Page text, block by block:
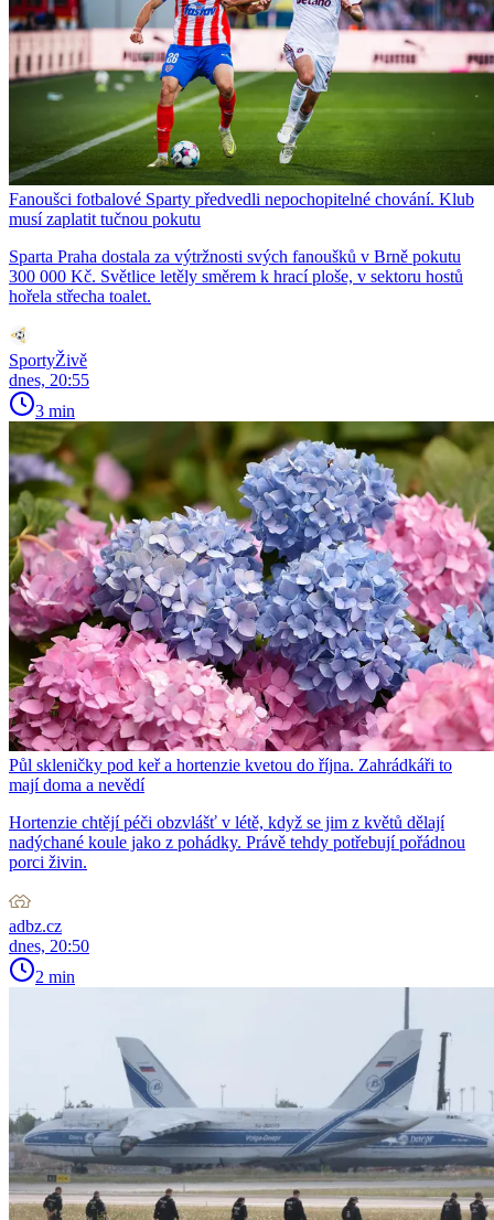
Fanoušci fotbalové Sparty předvedli nepochopitelné chování. Klub
musí zaplatit tučnou pokutu
Sparta Praha dostala za výtržnosti svých fanoušků v Brně pokutu
300 000 Kč. Světlice letěly směrem k hrací ploše, v sektoru hostů
hořela střecha toalet.
SportyŽivě
dnes, 20:55
3 min
Půl skleničky pod keř a hortenzie kvetou do října. Zahrádkáři to
mají doma a nevědí
Hortenzie chtějí péči obzvlášť v létě, když se jim z květů dělají
nadýchané koule jako z pohádky. Právě tehdy potřebují pořádnou
porci živin.
adbz.cz
dnes, 20:50
2 min